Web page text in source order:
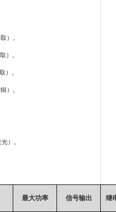
）。
）。
）。
）。
）。
最大功率 信号输出 继